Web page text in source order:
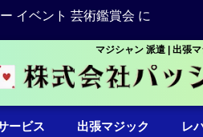
イベント 芸術鑑賞会 に
マジシャン 派遣 | 出張
ービス 出張マジック レ